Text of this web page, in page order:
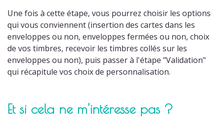
Une fois à cette étape, vous pourrez choisir les options
qui vous conviennent (insertion des cartes dans les
enveloppes ou non, enveloppes fermées ou non, choix
de vos timbres, recevoir les timbres collés sur les
enveloppes ou non), puis passer à l'étape "Validation"
qui récapitule vos choix de personnalisation.
Et si cela ne m'intéresse pas ?